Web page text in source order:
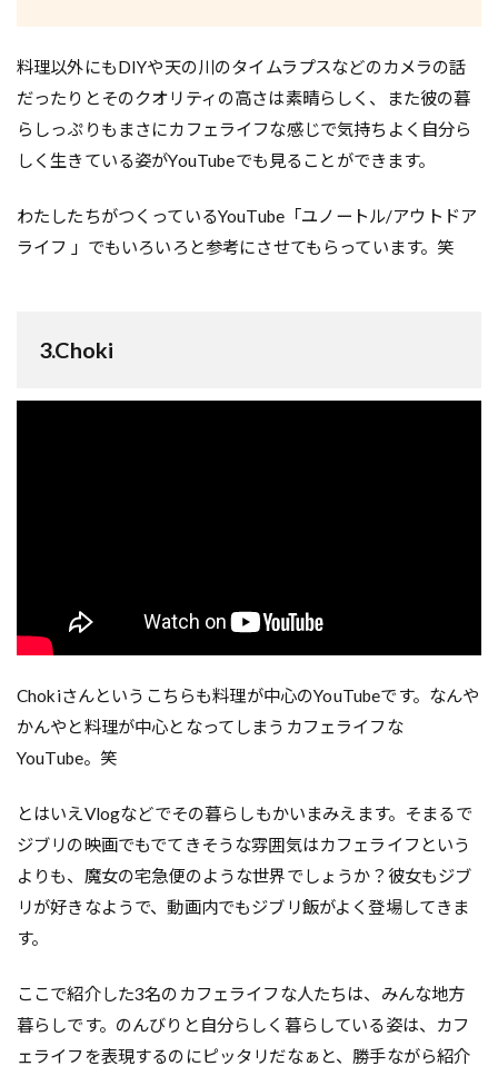
料理以外にもDIYや天の川のタイムラプスなどのカメラの話
だったりとそのクオリティの高さは素晴らしく、また彼の暮
らしっぷりもまさにカフェライフな感じで気持ちよく自分ら
しく生きている姿がYouTubeでも見ることができます。
わたしたちがつくっているYouTube「ユノートル/アウトドア
ライフ 」でもいろいろと参考にさせてもらっています。笑
3.Choki
Chokiさんというこちらも料理が中心のYouTubeです。なんや
かんやと料理が中心となってしまうカフェライフな
YouTube。笑
とはいえVlogなどでその暮らしもかいまみえます。そまるで
ジブリの映画でもでてきそうな雰囲気はカフェライフという
よりも、魔女の宅急便のような世界でしょうか？彼女もジブ
リが好きなようで、動画内でもジブリ飯がよく登場してきま
す。
ここで紹介した3名のカフェライフな人たちは、みんな地方
暮らしです。のんびりと自分らしく暮らしている姿は、カフ
ェライフを表現するのにピッタリだなぁと、勝手ながら紹介